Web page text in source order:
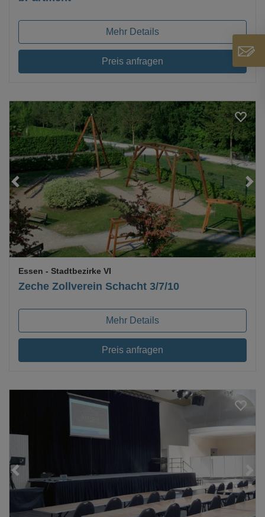
Mehr Details
Preis anfragen
Zeche Zollverein Schacht 3/7/10
Essen - Stadtbezirke VI
Mehr Details
Preis anfragen